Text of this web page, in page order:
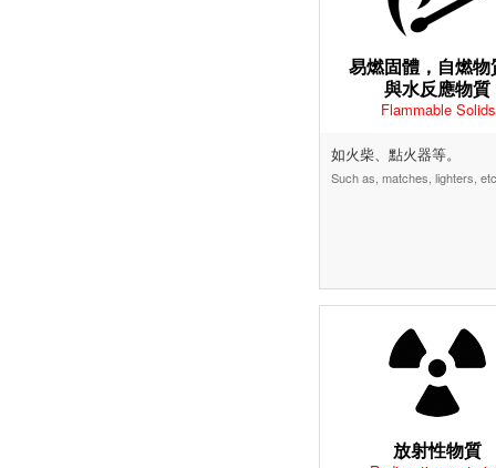
易燃固體，自燃物
與水反應物質
Flammable Solids
如火柴、點火器等。
Such as, matches, lighters,
放射性物質